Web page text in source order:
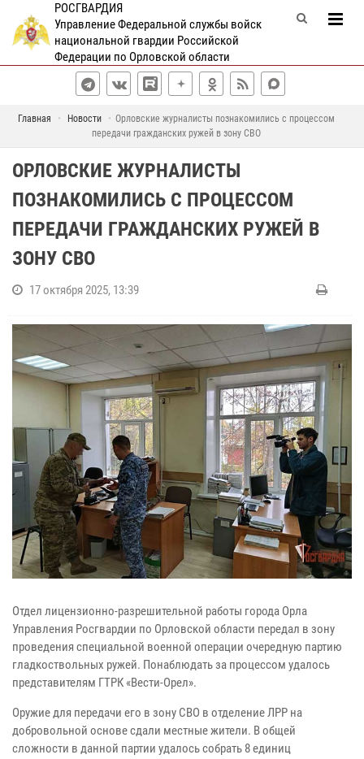
РОСГВАРДИЯ
Управление Федеральной службы войск
национальной гвардии Российской
Федерации по Орловской области
Главная Новости
Орловские журналисты познакомились с процессом
передачи гражданских ружей в зону СВО
ОРЛОВСКИЕ ЖУРНАЛИСТЫ
ПОЗНАКОМИЛИСЬ С ПРОЦЕССОМ
ПЕРЕДАЧИ ГРАЖДАНСКИХ РУЖЕЙ В
ЗОНУ СВО
17 октября 2025, 13:39
Отдел лицензионно-разрешительной работы города Орла
Управления Росгвардии по Орловской области передал в зону
проведения специальной военной операции очередную партию
гладкоствольных ружей. Понаблюдать за процессом удалось
представителям ГТРК «Вести-Орел».
Оружие для передачи его в зону СВО в отделение ЛРР на
добровольной основе сдали местные жители. В общей
сложности в данной партии удалось собрать 8 единиц